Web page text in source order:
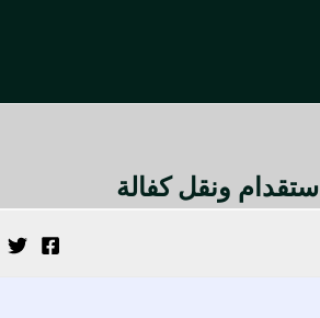
ونقل كفالة